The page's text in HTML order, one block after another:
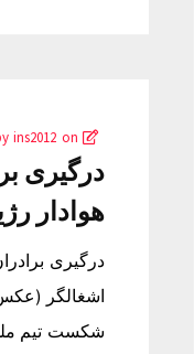
ins2012 on
درگیری
هوادار
درگیری
اشغالگر
شکست تیم ملی